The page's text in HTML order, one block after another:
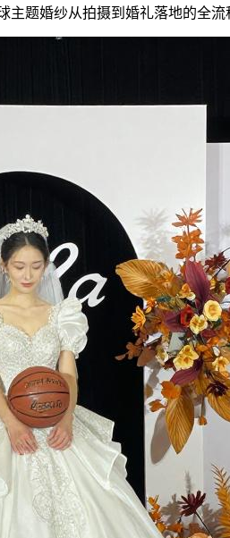
题婚纱从拍摄到婚礼落地的全流